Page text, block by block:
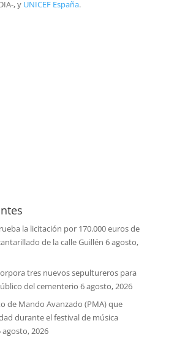
, y UNICEF España.
la licitación por 170.000 euros de
de la calle Guillén 6 agosto,
tres nuevos sepultureros para
del cementerio 6 agosto, 2026
de Mando Avanzado (PMA) que
durante el festival de música
agosto, 2026